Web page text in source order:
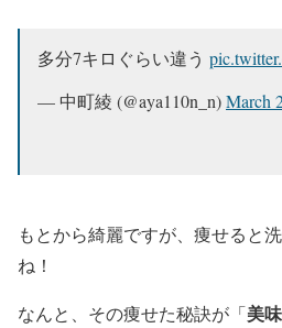
多分7キロぐらい違う
— 中町綾 (@aya110n_n)March
もとから綺麗ですが、痩せると
ね！
なんと、その痩せた秘訣が「美